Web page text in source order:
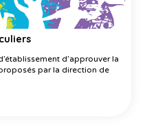
d’approuver la
par la direction de